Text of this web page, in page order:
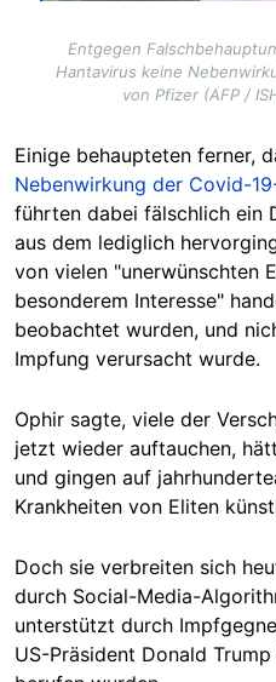
Entgegen
Hantavirus keine
von Pfizer (AFP /
Einige behaupteten ferner,
Nebenwirkung der Covid-
führten dabei fälschlich ein
aus dem lediglich
von vielen "unerwünschten
besonderem Interesse"
beobachtet wurden, und
Impfung verursacht wurde.
Ophir sagte, viele der
jetzt wieder auftauchen,
und gingen auf
Krankheiten von Eliten
Doch sie verbreiten sich
durch Social-Media-
unterstützt durch
US-Präsident Donald Trump